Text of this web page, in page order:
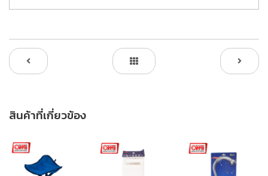
สินค้าที่เกี่ยวข้อง